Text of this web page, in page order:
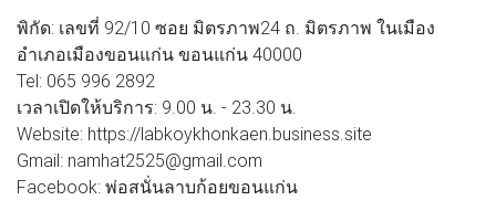
พิกัด: เลขที่ 92/10 ซอย มิตรภาพ24 ถ. มิตรภาพ ในเมือง
อำเภอเมืองขอนแก่น ขอนแก่น 40000
Tel: 065 996 2892
เวลาเปิดให้บริการ: 9.00 น. - 23.30 น.
Website: https://labkoykhonkaen.business.site
Gmail: namhat2525@gmail.com
Facebook: พ่อสนั่นลาบก้อยขอนแก่น